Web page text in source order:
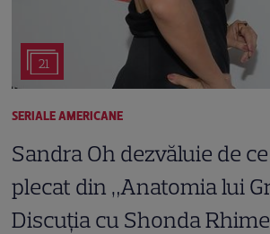
21
SERIALE AMERICANE
Sandra Oh dezvăluie de
plecat din „Anatomia lui
Discuția cu Shonda